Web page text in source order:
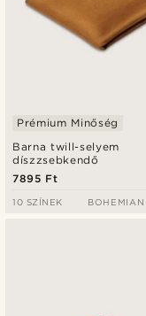
Barna twill-selyem
díszzsebkendő
Prémium Minőség
7895 Ft
10 SZÍNEK BOHEMIAN